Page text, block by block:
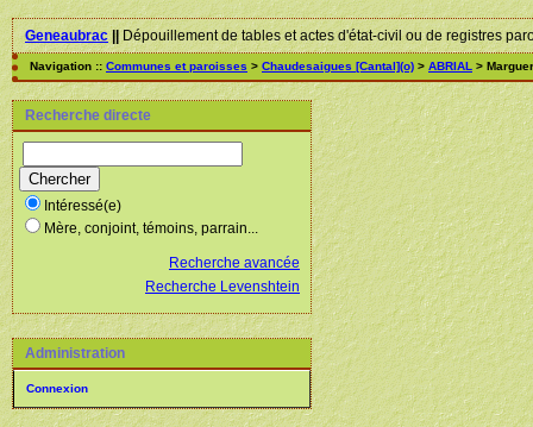
Geneaubrac||Dépouillement de tables et actes d'état-civil ou de registres
Navigation :: Communes et paroisses > Chaudesaigues [Cantal](o) > ABRIAL >
Recherche directe
Intéressé(e)
Mère, conjoint, témoins, parrain...
Recherche avancée
Recherche Levenshtein
Administration
Connexion